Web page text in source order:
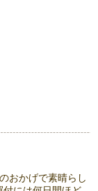
おかげで素晴らし